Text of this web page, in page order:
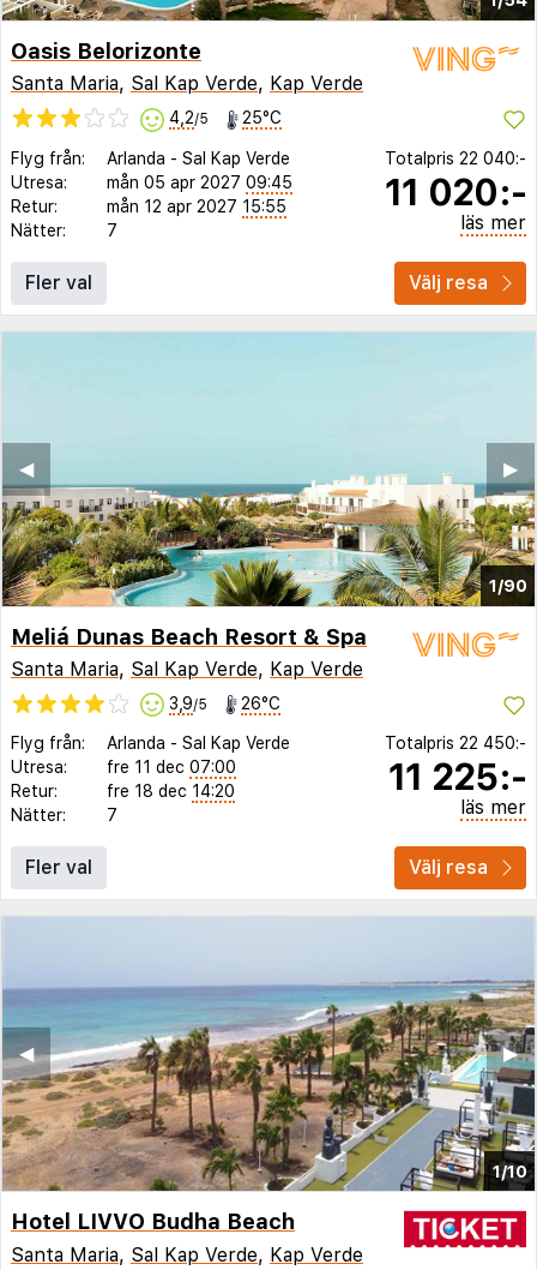
Oasis Belorizonte
Santa Maria, Sal Kap Verde, Kap Verde
4,2/5 25°C
Flyg från: Arlanda - Sal Kap Verde
Utresa:
mån 05 apr 2027 09:45
Retur:
mån 12 apr 2027 15:55
Nätter:
7
Totalpris 22 040:-
11 020:-
läs mer
Fler val Välj resa
1/90
▶︎
◀︎
Meliá Dunas Beach Resort & Spa
Santa Maria, Sal Kap Verde, Kap Verde
3,9/5 26°C
Flyg från: Arlanda - Sal Kap Verde
Utresa:
fre 11 dec 07:00
Retur:
fre 18 dec 14:20
Nätter:
7
Totalpris 22 450:-
11 225:-
läs mer
Fler val Välj resa
1/10
▶︎
◀︎
Hotel LIVVO Budha Beach
Santa Maria, Sal Kap Verde, Kap Verde